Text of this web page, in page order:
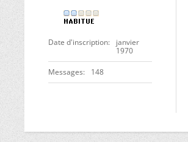
Date d'inscription
janvier
1970
Messages 148